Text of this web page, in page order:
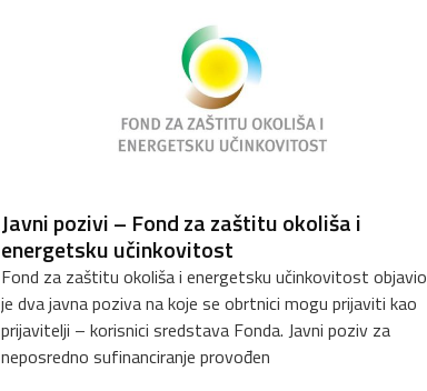
Javni pozivi – Fond za zaštitu okoliša i
energetsku učinkovitost
Fond za zaštitu okoliša i energetsku učinkovitost objavio
je dva javna poziva na koje se obrtnici mogu prijaviti kao
prijavitelji – korisnici sredstava Fonda. Javni poziv za
neposredno sufinanciranje provođen